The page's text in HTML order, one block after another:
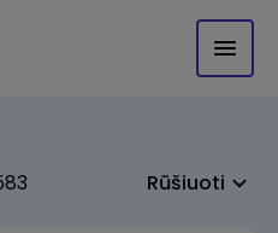
Rūšiuoti